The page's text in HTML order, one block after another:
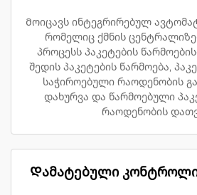
Მოიცავს ინტეგრირებულ
რომელიც ქმნის
პროცესს პაკეტების
შედის პაკეტების წარმოება,
საჭიროებული რაოდენობის
დახურვა და წარმოებული
რაოდენობის
Დამატებული